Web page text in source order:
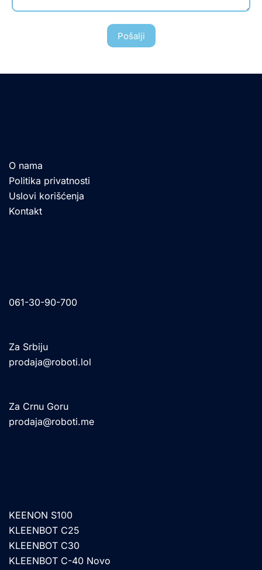
Pošalji
O nama
Politika privatnosti
Uslovi korišćenja
Kontakt
061-30-90-700
Za Srbiju
prodaja@roboti.lol
Za Crnu Goru
prodaja@roboti.me
KEENON S100
KLEENBOT C25
KLEENBOT C30
KLEENBOT C-40 Novo